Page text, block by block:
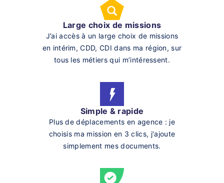
Large choix de missions
J’ai accès à un large choix de missions
en intérim, CDD, CDI dans ma région, sur
tous les métiers qui m’intéressent.
Simple & rapide
Plus de déplacements en agence : je
choisis ma mission en 3 clics, j'ajoute
simplement mes documents.